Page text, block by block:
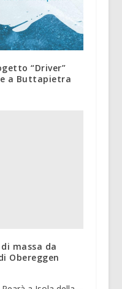
“Driver”
a Buttapietra
massa da
Obereggen